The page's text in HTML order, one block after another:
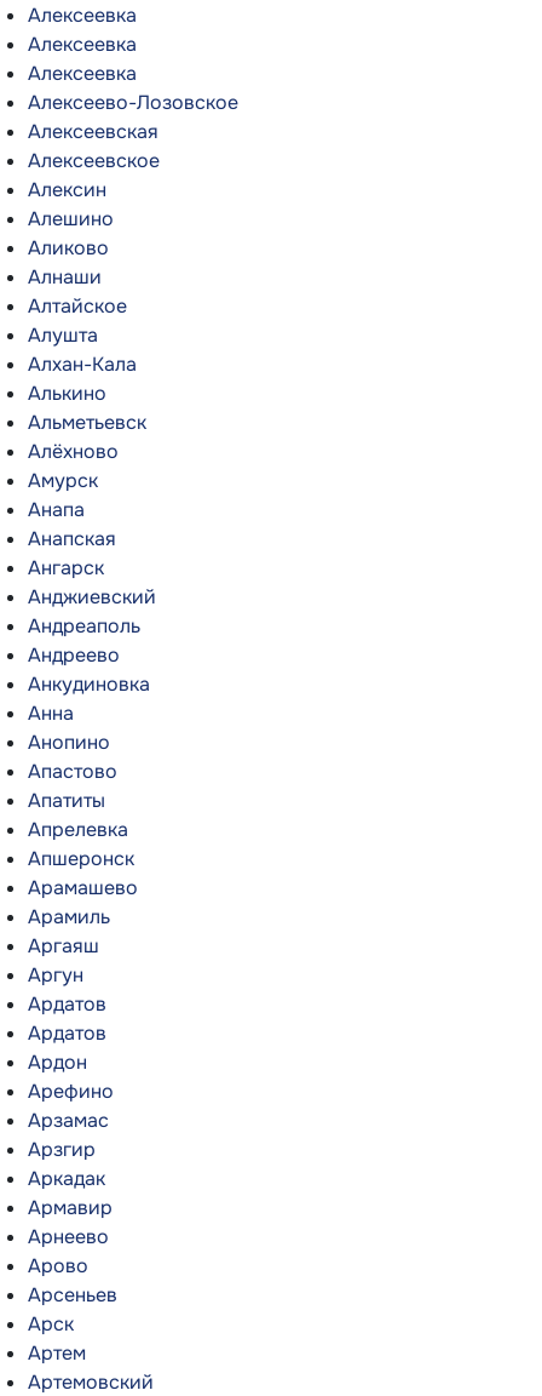
Алексеевка
Алексеевка
Алексеевка
Алексеево-Лозовское
Алексеевская
Алексеевское
Алексин
Алешино
Аликово
Алнаши
Алтайское
Алушта
Алхан-Кала
Алькино
Альметьевск
Алёхново
Амурск
Анапа
Анапская
Ангарск
Анджиевский
Андреаполь
Андреево
Анкудиновка
Анна
Анопино
Апастово
Апатиты
Апрелевка
Апшеронск
Арамашево
Арамиль
Аргаяш
Аргун
Ардатов
Ардатов
Ардон
Арефино
Арзамас
Арзгир
Аркадак
Армавир
Арнеево
Арово
Арсеньев
Арск
Артем
Артемовский